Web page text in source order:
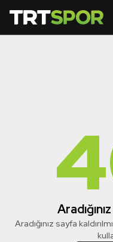
Aradığınız sayfa